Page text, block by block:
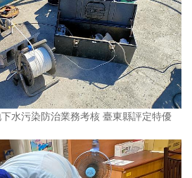
水污染防治業務考核 臺東縣評定特優